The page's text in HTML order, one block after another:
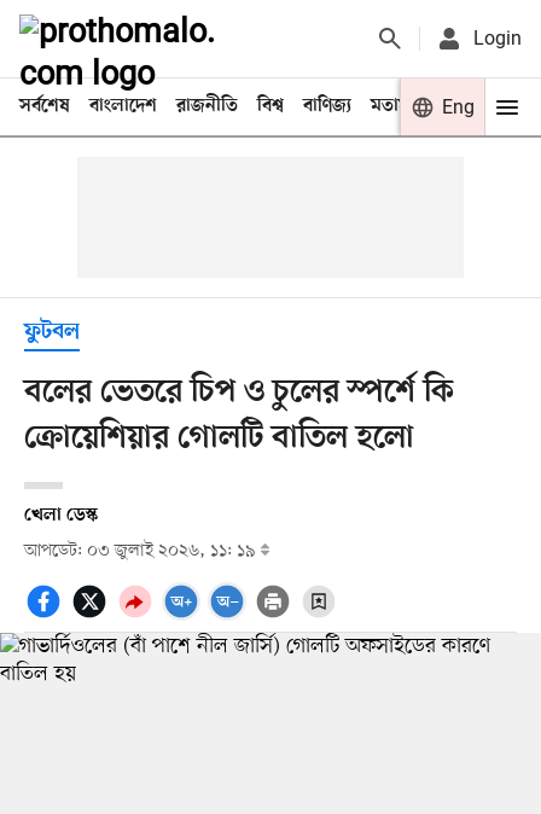
Login
সর্বশেষ বাংলাদেশ রাজনীতি বিশ্ব বাণিজ্য মতামত খেলা
Eng
ফুটবল
বলের ভেতরে চিপ ও চুলের স্পর্শে কি
ক্রোয়েশিয়ার গোলটি বাতিল হলো
খেলা ডেস্ক
আপডেট: ০৩ জুলাই ২০২৬, ১১: ১৯